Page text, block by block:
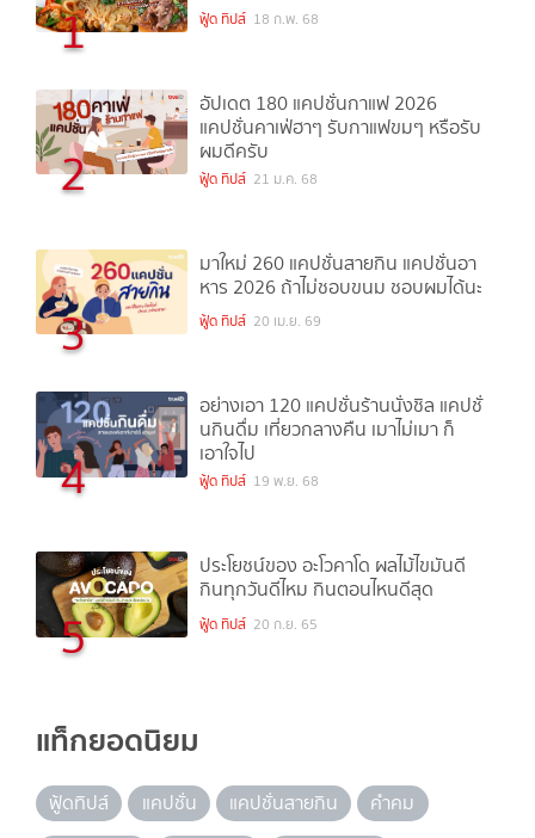
1 ฟู้ด ทิปส์ 18 ก.พ. 68
2
อัปเดต 180 แคปชั่นกาแฟ 2026
แคปชั่นคาเฟ่ฮาๆ รับกาแฟขมๆ หรือรับ
ผมดีครับ
ฟู้ด ทิปส์ 21 ม.ค. 68
3
มาใหม่ 260 แคปชั่นสายกิน แคปชั่นอา
หาร 2026 ถ้าไม่ชอบขนม ชอบผมได้นะ
ฟู้ด ทิปส์ 20 เม.ย. 69
4
อย่างเอา 120 แคปชั่นร้านนั่งชิล แคปชั่
นกินดื่ม เที่ยวกลางคืน เมาไม่เมา ก็
เอาใจไป
ฟู้ด ทิปส์ 19 พ.ย. 68
5
ประโยชน์ของ อะโวคาโด ผลไม้ไขมันดี
กินทุกวันดีไหม กินตอนไหนดีสุด
ฟู้ด ทิปส์ 20 ก.ย. 65
แท็กยอดนิยม
ฟู้ดทิปส์ แคปชั่น แคปชั่นสายกิน
คำคม